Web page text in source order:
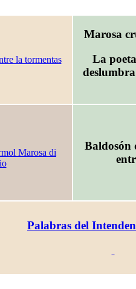
Marosa
La
Baldosón
Palabras del